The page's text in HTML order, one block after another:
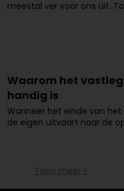
meestal ver voor ons uit.
Waarom het
handig is
Wanneer het einde van
de eigen uitvaart naar de
Toon meer >